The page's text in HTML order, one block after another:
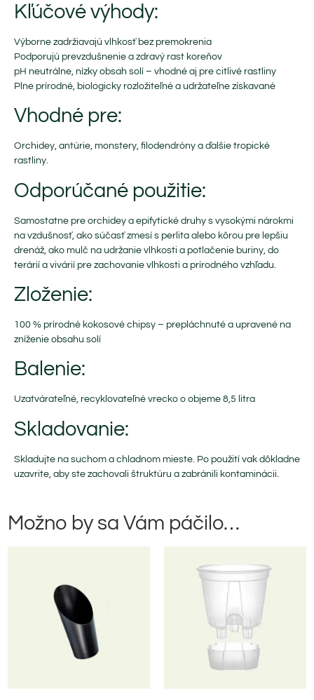
Kľúčové výhody:
Výborne zadržiavajú vlhkosť bez premokrenia
Podporujú prevzdušnenie a zdravý rast koreňov
pH neutrálne, nízky obsah solí – vhodné aj pre citlivé rastliny
Plne prírodné, biologicky rozložiteľné a udržateľne získavané
Vhodné pre:
Orchidey, antúrie, monstery, filodendróny a ďalšie tropické
rastliny.
Odporúčané použitie:
Samostatne pre orchidey a epifytické druhy s vysokými nárokmi
na vzdušnosť, ako súčasť zmesí s perlita alebo kôrou pre lepšiu
drenáž, ako mulč na udržanie vlhkosti a potlačenie buriny, do
terárií a vivárií pre zachovanie vlhkosti a prírodného vzhľadu.
Zloženie:
100 % prírodné kokosové chipsy – prepláchnuté a upravené na
zníženie obsahu solí
Balenie:
Uzatvárateľné, recyklovateľné vrecko o objeme 8,5 litra
Skladovanie:
Skladujte na suchom a chladnom mieste. Po použití vak dôkladne
uzavrite, aby ste zachovali štruktúru a zabránili kontaminácii.
Možno by sa Vám páčilo…